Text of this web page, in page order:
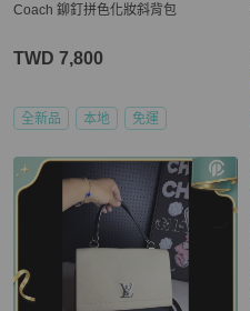
Coach 鉚釘拼色化妝斜背包
TWD 7,800
全新品 本地 免運